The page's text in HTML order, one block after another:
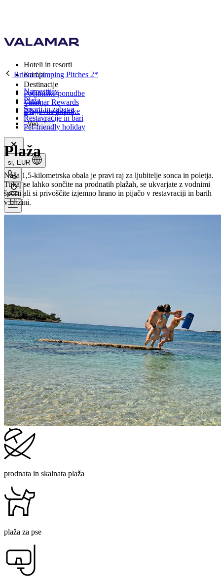
Hoteli in resorti
Kampi
Destinacije
Počitniške ponudbe
Valamar Rewards
Blagovne znamke
Več
si, EUR
Brioni Camping Pitches 2*
Namestitev
Plaža
Športi in zabava
Restavracije in bari
Pet-friendly holiday
Plaža
Naša 1,5-kilometrska obala je pravi raj za ljubitelje sonca in poletja.
Tukaj se lahko sončite na prodnatih plažah, se ukvarjate z vodnimi
športi ali si privoščite izjemno hrano in pijačo v restavraciji in barih
v bližini.
prodnata in skalnata plaža
plaža za pse